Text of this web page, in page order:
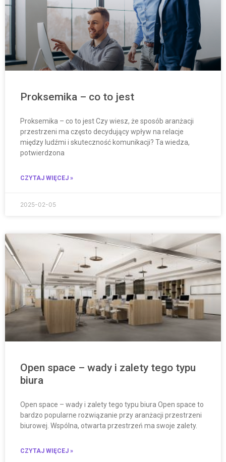
Proksemika – co to jest
Proksemika – co to jest Czy wiesz, że sposób aranżacji
przestrzeni ma często decydujący wpływ na relacje
między ludźmi i skuteczność komunikacji? Ta wiedza,
potwierdzona
CZYTAJ WIĘCEJ »
2025-02-05
Open space – wady i zalety tego typu
biura
Open space – wady i zalety tego typu biura Open space to
bardzo popularne rozwiązanie przy aranżacji przestrzeni
biurowej. Wspólna, otwarta przestrzeń ma swoje zalety.
CZYTAJ WIĘCEJ »